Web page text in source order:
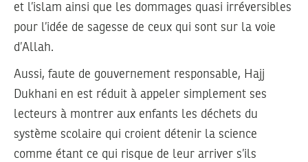
et l’islam ainsi que les dommages quasi irréversibles
pour l’idée de sagesse de ceux qui sont sur la voie
d’Allah.
Aussi, faute de gouvernement responsable, Hajj
Dukhani en est réduit à appeler simplement ses
lecteurs à montrer aux enfants les déchets du
système scolaire qui croient détenir la science
comme étant ce qui risque de leur arriver s’ils